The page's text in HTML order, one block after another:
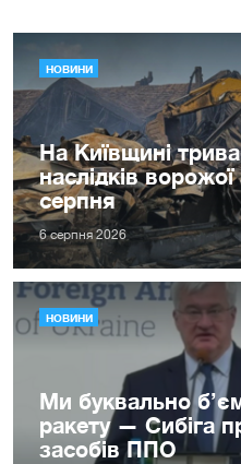
НОВИНИ
На Київщині
наслідків
серпня
6 серпня 2026
НОВИНИ
Ми буквально
ракету — Сибіга
засобів ППО